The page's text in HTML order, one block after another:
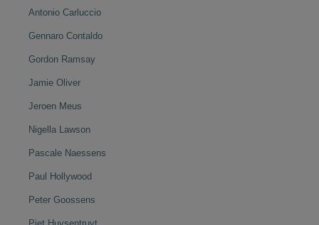
Antonio Carluccio
Gennaro Contaldo
Gordon Ramsay
Jamie Oliver
Jeroen Meus
Nigella Lawson
Pascale Naessens
Paul Hollywood
Peter Goossens